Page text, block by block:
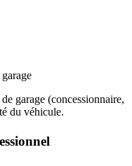
garage (concessionnaire,
du véhicule.